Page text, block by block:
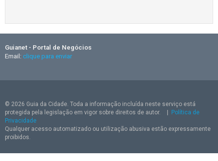
Guianet - Portal de Negócios
Email: clique para enviar
© 2026 Guia da Cidade. Toda a informação incluída neste serviço está
protegida pela legislação em vigor sobre direitos de autor.
Política de
Privacidade
Qualquer acesso automatizado ou utilização abusiva estão expressamente
proibidos.